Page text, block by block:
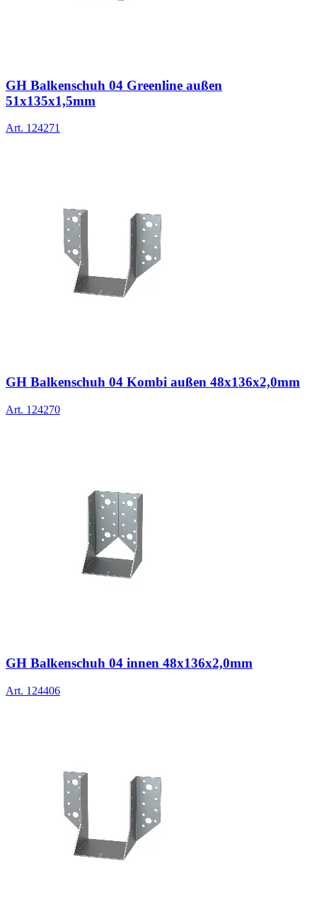
GH Balkenschuh 04 Greenline außen
51x135x1,5mm
Art. 124271
GH Balkenschuh 04 Kombi außen 48x136x2,0mm
Art. 124270
GH Balkenschuh 04 innen 48x136x2,0mm
Art. 124406